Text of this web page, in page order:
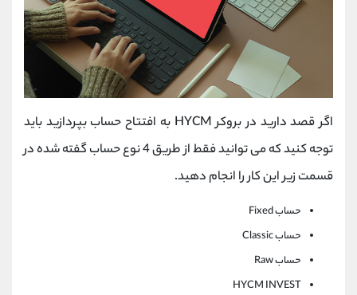
اگر قصد دارید دربروکرHYCM به افتتاح حساب بپردازید باید
توجه کنید که می توانید فقط از طریق 4 نوع حساب گفته شده در
قسمت زیر این کار را انجام دهید.
حسابFixed
حسابClassic
حسابRaw
HYCM INVEST